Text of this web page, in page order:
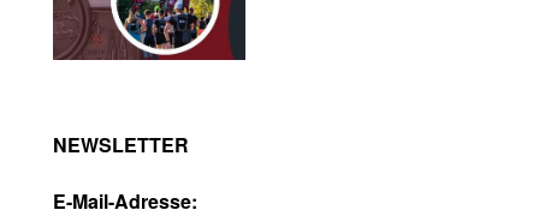
NEWSLETTER
E-Mail-Adresse: